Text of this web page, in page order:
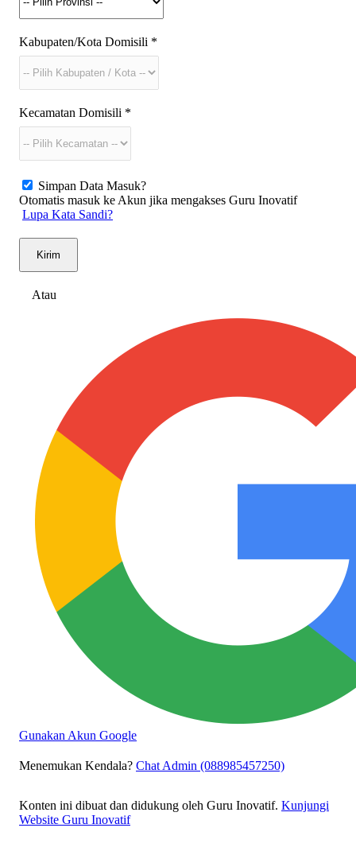
Kabupaten/Kota Domisili *
Kecamatan Domisili *
Simpan Data Masuk?
Otomatis masuk ke Akun jika mengakses Guru Inovatif
Lupa Kata Sandi?
Kirim
Atau
Gunakan Akun Google
Menemukan Kendala? Chat Admin (088985457250)
Konten ini dibuat dan didukung oleh Guru Inovatif. Kunjungi
Website Guru Inovatif